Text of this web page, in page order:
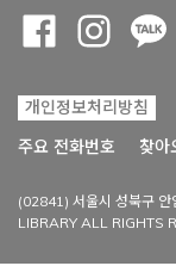
개인정보처리방침
주요 전화번호
찾아
(02841) 서울시 성북구
LIBRARY ALL RIGHTS
Opens a